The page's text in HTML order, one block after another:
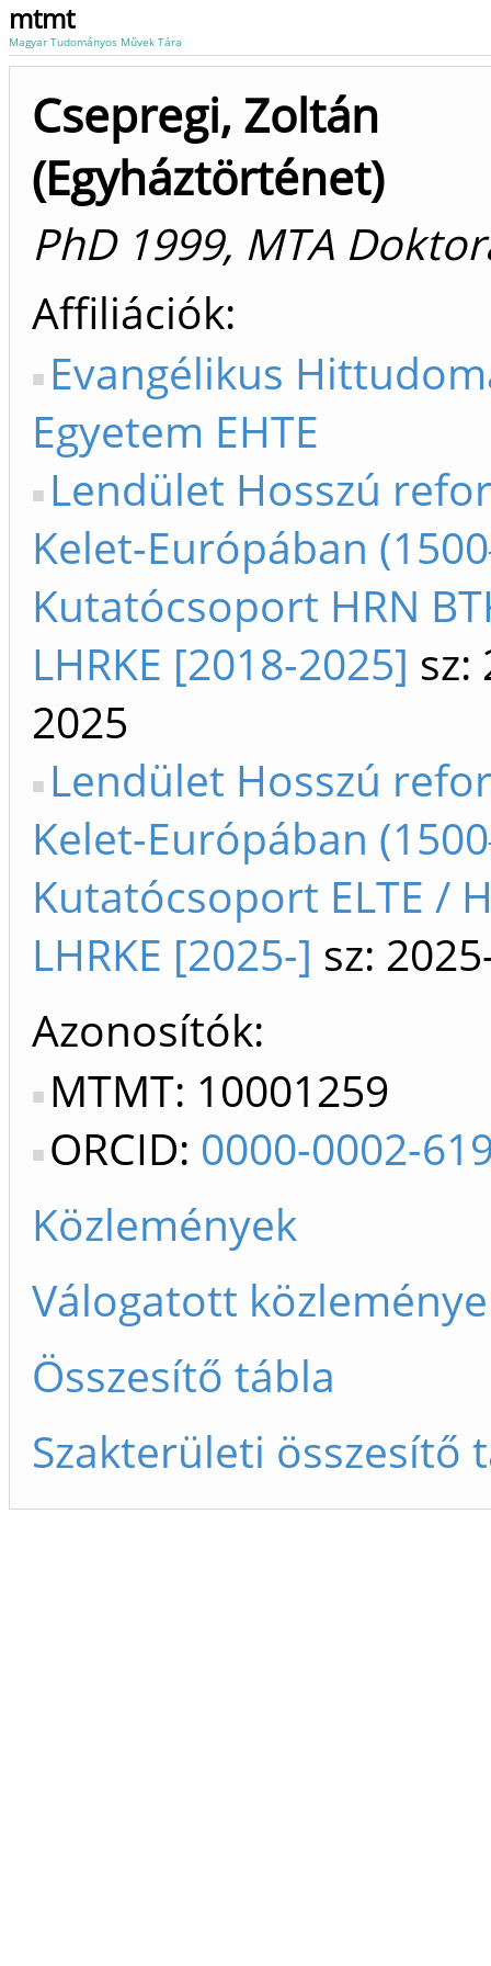
mtmt
Magyar Tudományos Művek Tára
Csepregi, Zoltán
(Egyháztörténet)
PhD 1999, MTA
Affiliációk
Evangélikus
Egyetem EHTE
Lendület Hosszú
Kelet-Európában
Kutatócsoport HRN
LHRKE [2018-2025] sz:
2025
Lendület Hosszú
Kelet-Európában
Kutatócsoport ELTE /
LHRKE [2025-] sz:
Azonosítók
MTMT: 10001259
ORCID: 0000-0002-
Közlemények
Válogatott
Összesítő tábla
Szakterületi összesítő